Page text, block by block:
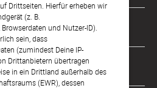
Drittseiten. Hierfür erheben wir
(z. B.
und Nutzer-ID).
sein, dass
(zumindest Deine IP-
Drittanbietern übertragen
in ein Drittland außerhalb des
(EWR), dessen